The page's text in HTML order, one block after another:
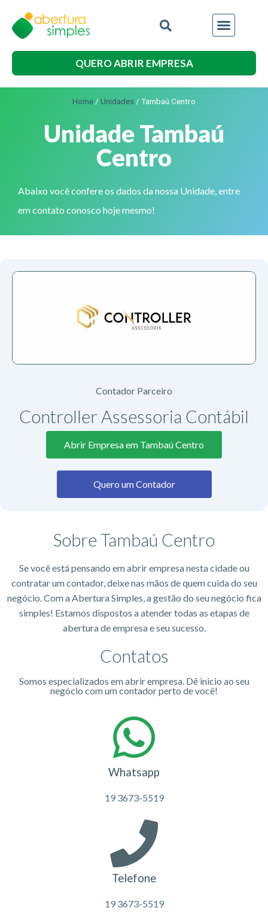
QUERO ABRIR EMPRESA
Home / Unidades / Tambaú Centro
Unidade Tambaú
Centro
Abaixo você confere os dados da nossa Unidade, entre
em contato conosco hoje mesmo!
Contador Parceiro
Controller Assessoria Contábil
Abrir Empresa em Tambaú Centro
Quero um Contador
Sobre Tambaú Centro
Se você está pensando em abrir empresa nesta cidade ou
contratar um contador, deixe nas mãos de quem cuida do seu
negócio. Com a Abertura Simples, a gestão do seu negócio fica
simples! Estamos dispostos a atender todas as etapas de
abertura de empresa e seu sucesso.
Contatos
Somos especializados em abrir empresa. Dê inicio ao seu
negócio com um contador perto de você!
Whatsapp
19 3673-5519
Telefone
19 3673-5519